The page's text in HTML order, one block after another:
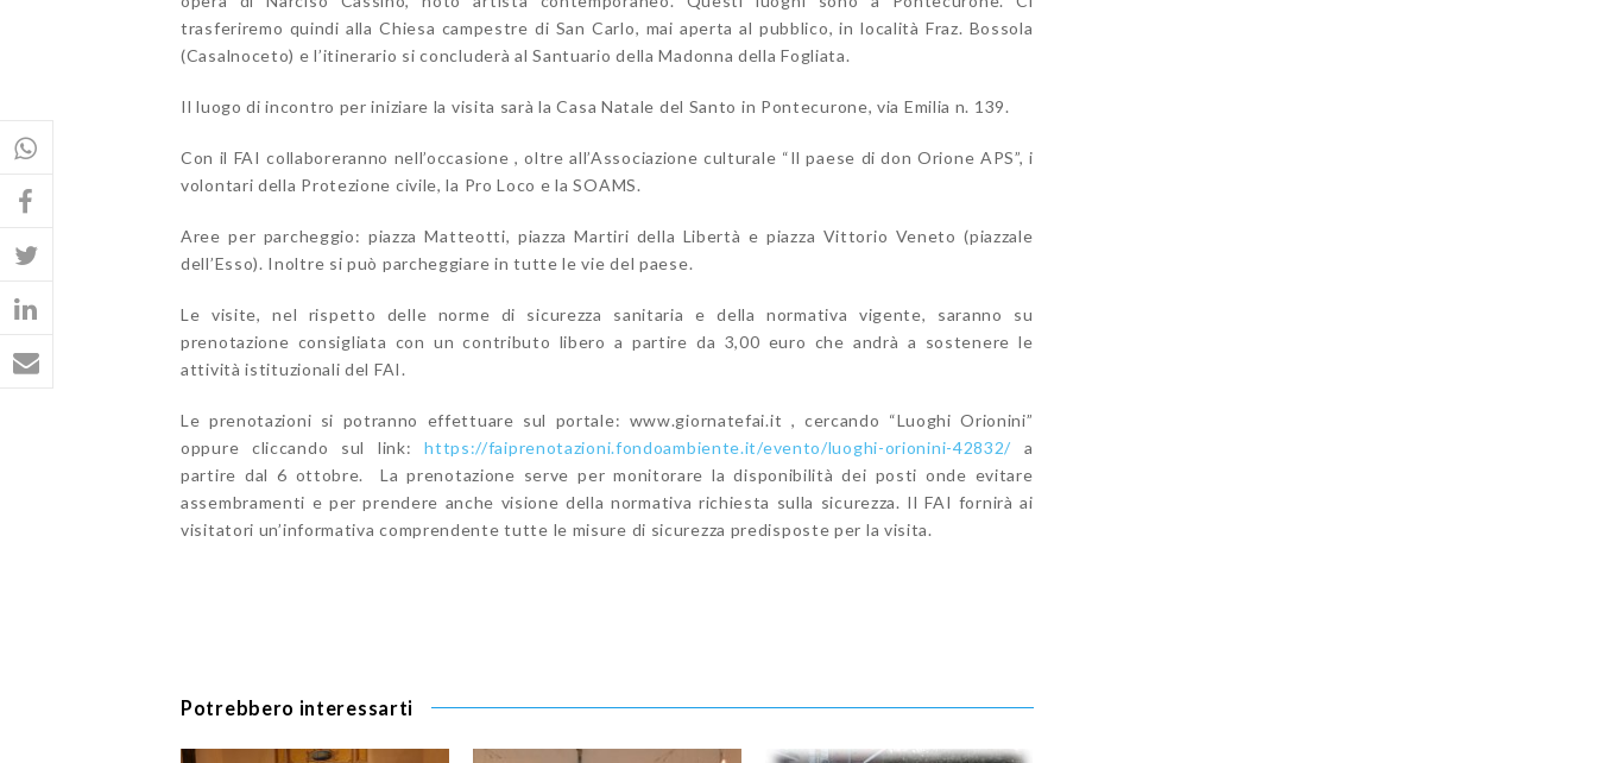
trasferiremo quindi alla Chiesa campestre di San Carlo, mai aperta al pubblico, in località Fraz. Bossola
(Casalnoceto) e l’itinerario si concluderà al Santuario della Madonna della Fogliata.
Il luogo di incontro per iniziare la visita sarà la Casa Natale del Santo in Pontecurone, via Emilia n. 139.
Con il FAI collaboreranno nell’occasione , oltre all’Associazione culturale “Il paese di don Orione APS”, i
volontari della Protezione civile, la Pro Loco e la SOAMS.
Aree per parcheggio: piazza Matteotti, piazza Martiri della Libertà e piazza Vittorio Veneto (piazzale
dell’Esso). Inoltre si può parcheggiare in tutte le vie del paese.
Le visite, nel rispetto delle norme di sicurezza sanitaria e della normativa vigente, saranno su
prenotazione consigliata con un contributo libero a partire da 3,00 euro che andrà a sostenere le
attività istituzionali del FAI.
Le prenotazioni si potranno effettuare sul portale: www.giornatefai.it , cercando “Luoghi Orionini”
oppure cliccando sul link:https://faiprenotazioni.fondoambiente.it/evento/luoghi-orionini-42832/ a
partire dal 6 ottobre. La prenotazione serve per monitorare la disponibilità dei posti onde evitare
assembramenti e per prendere anche visione della normativa richiesta sulla sicurezza. Il FAI fornirà ai
visitatori un’informativa comprendente tutte le misure di sicurezza predisposte per la visita.
Potrebbero interessarti